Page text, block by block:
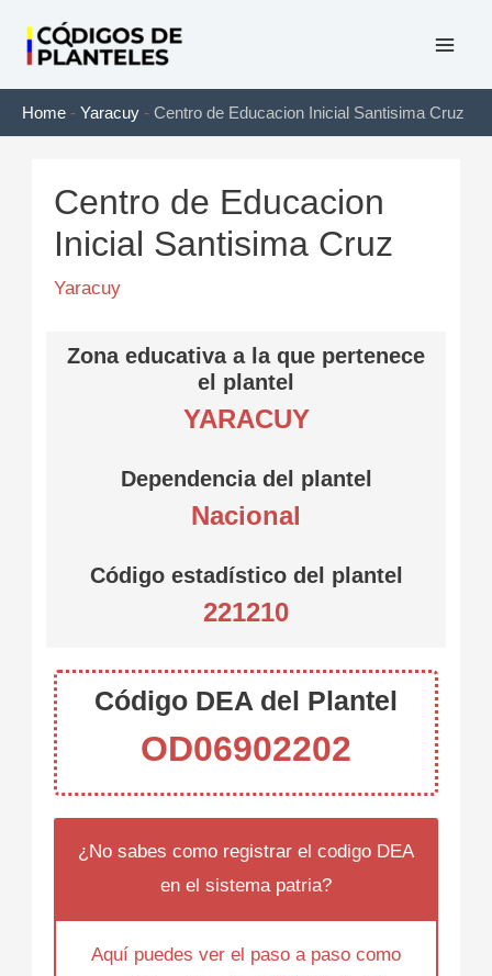
contenido
Home - Yaracuy - Centro de Educacion Inicial Santisima Cruz
Centro de Educacion
Inicial Santisima Cruz
Yaracuy
Zona educativa a la que pertenece
el plantel
YARACUY
Dependencia del plantel
Nacional
Código estadístico del plantel
221210
Código DEA del Plantel
OD06902202
¿No sabes como registrar el codigo DEA
en el sistema patria?
Aquí puedes ver el paso a paso como